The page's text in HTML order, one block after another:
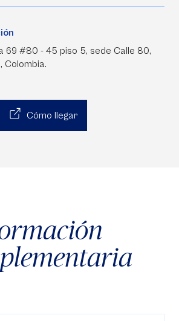
69 #80 - 45 piso 5, sede Calle 80,
Colombia.
Cómo llegar